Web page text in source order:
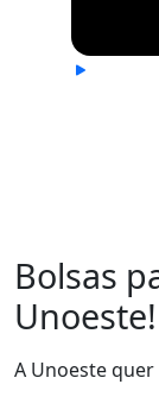
Bolsas
Unoeste!
A Unoeste